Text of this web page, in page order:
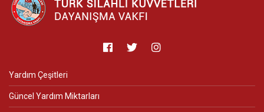
Yardım Çeşitleri
Güncel Yardım Miktarları